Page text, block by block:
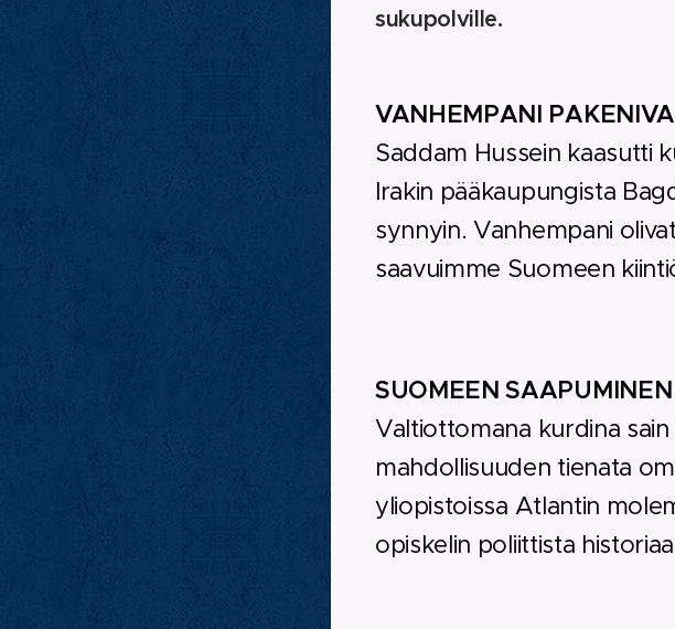
sukupolville.
VANHEMPANI
Saddam Hussein kaasutti
Irakin pääkaupungista
synnyin. Vanhempani
saavuimme Suomeen
SUOMEEN SAAPUMINEN
Valtiottomana kurdina
mahdollisuuden tienata
yliopistoissa Atlantin
opiskelin poliittista